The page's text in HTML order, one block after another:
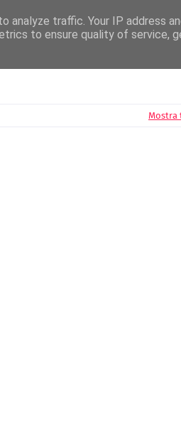
Mostra
analyze traffic. Your IP address
to ensure quality of service,